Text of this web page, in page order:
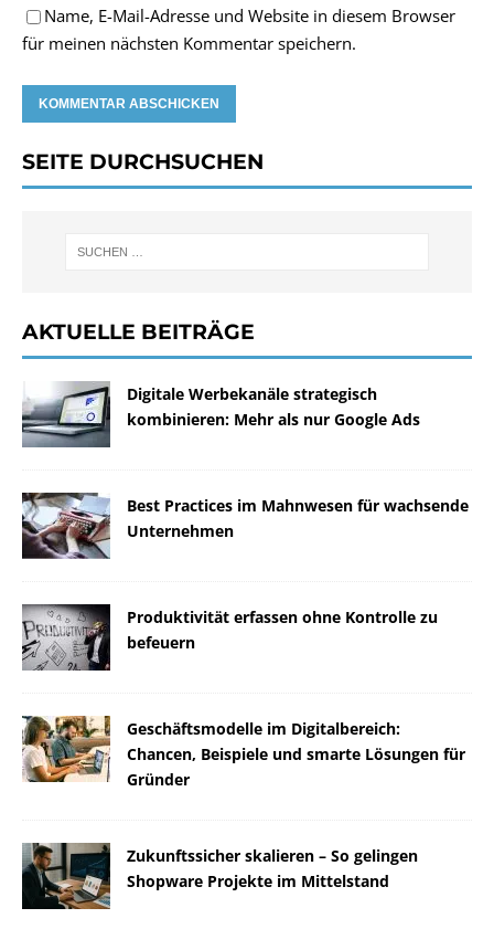
Name, E-Mail-Adresse und Website in diesem Browser
für meinen nächsten Kommentar speichern.
SEITE DURCHSUCHEN
AKTUELLE BEITRÄGE
Digitale Werbekanäle strategisch
kombinieren: Mehr als nur Google Ads
Best Practices im Mahnwesen für wachsende
Unternehmen
Produktivität erfassen ohne Kontrolle zu
befeuern
Geschäftsmodelle im Digitalbereich:
Chancen, Beispiele und smarte Lösungen für
Gründer
Zukunftssicher skalieren – So gelingen
Shopware Projekte im Mittelstand